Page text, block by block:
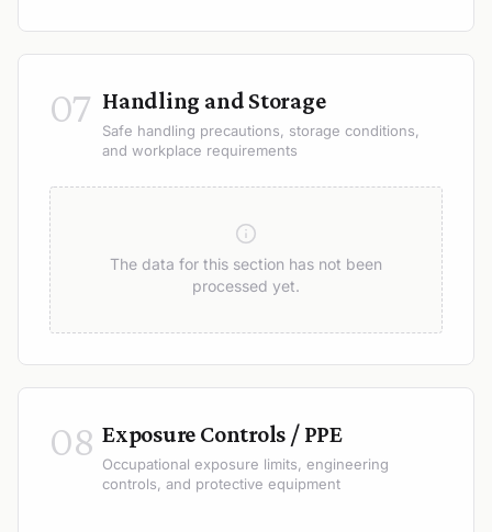
07 Handling and Storage
Safe handling precautions, storage conditions,
and workplace requirements
The data for this section has not been
processed yet.
08 Exposure Controls / PPE
Occupational exposure limits, engineering
controls, and protective equipment